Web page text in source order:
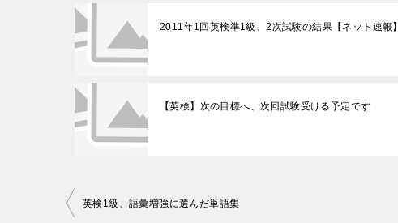
2011年1回英検準1級、2次試験の結果【ネット速報】
【英検】次の目標へ、次回試験受ける予定です
投英検1級、語彙増強に選んだ単語集